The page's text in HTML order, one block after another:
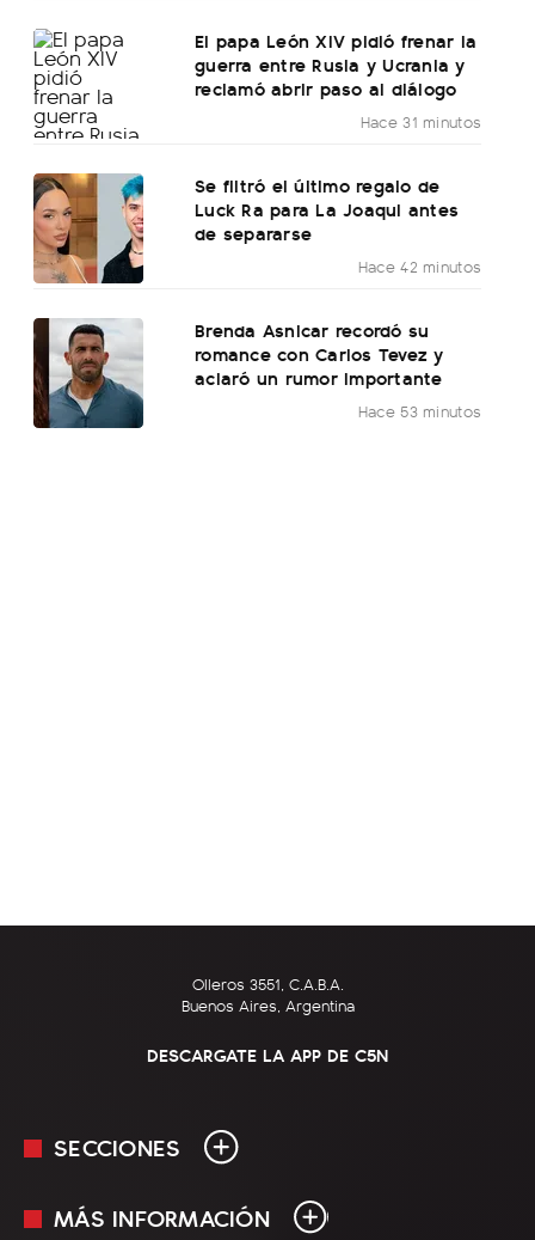
El papa León XIV pidió frenar la
guerra entre Rusia y Ucrania y
reclamó abrir paso al diálogo
Hace 31 minutos
Se filtró el último regalo de
Luck Ra para La Joaqui antes
de separarse
Hace 42 minutos
Brenda Asnicar recordó su
romance con Carlos Tevez y
aclaró un rumor importante
Hace 53 minutos
Olleros 3551, C.A.B.A.
Buenos Aires, Argentina
DESCARGATE LA APP DE C5N
SECCIONES
En Vivo
MÁS INFORMACIÓN